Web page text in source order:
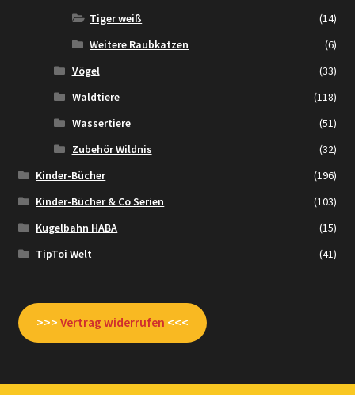
Tiger weiß
(14)
Weitere Raubkatzen
(6)
Vögel
(33)
Waldtiere
(118)
Wassertiere
(51)
Zubehör Wildnis
(32)
Kinder-Bücher
(196)
Kinder-Bücher & Co Serien
(103)
Kugelbahn HABA
(15)
TipToi Welt
(41)
>>> Vertrag widerrufen <<<